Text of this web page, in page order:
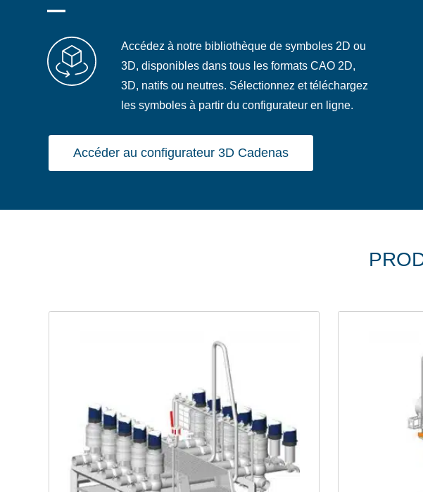
Accédez à notre bibliothèque de symboles 2D ou
3D, disponibles dans tous les formats CAO 2D,
3D, natifs ou neutres. Sélectionnez et téléchargez
les symboles à partir du configurateur en ligne.
Accéder au configurateur 3D Cadenas